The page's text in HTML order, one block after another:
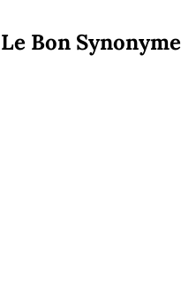
Le Bon Synonyme